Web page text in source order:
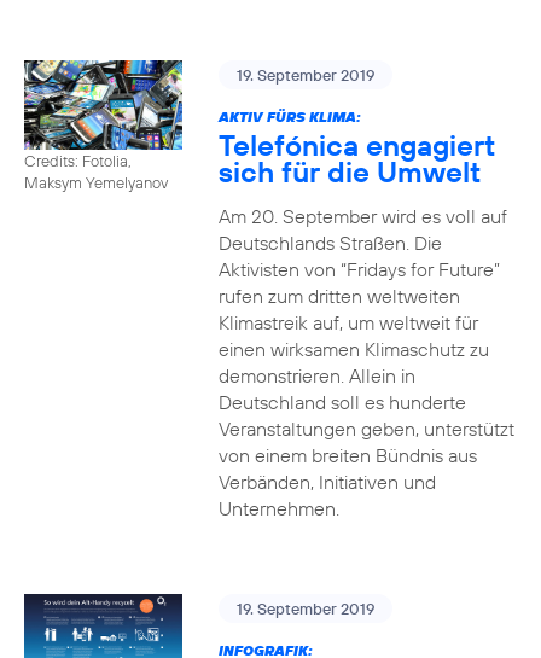
Credits: Fotolia,
Maksym Yemelyanov
19. September 2019
AKTIV FÜRS KLIMA:
Telefónica engagiert
sich für die Umwelt
Am 20. September wird es voll auf
Deutschlands Straßen. Die
Aktivisten von “Fridays for Future”
rufen zum dritten weltweiten
Klimastreik auf, um weltweit für
einen wirksamen Klimaschutz zu
demonstrieren. Allein in
Deutschland soll es hunderte
Veranstaltungen geben, unterstützt
von einem breiten Bündnis aus
Verbänden, Initiativen und
Unternehmen.
19. September 2019
INFOGRAFIK: